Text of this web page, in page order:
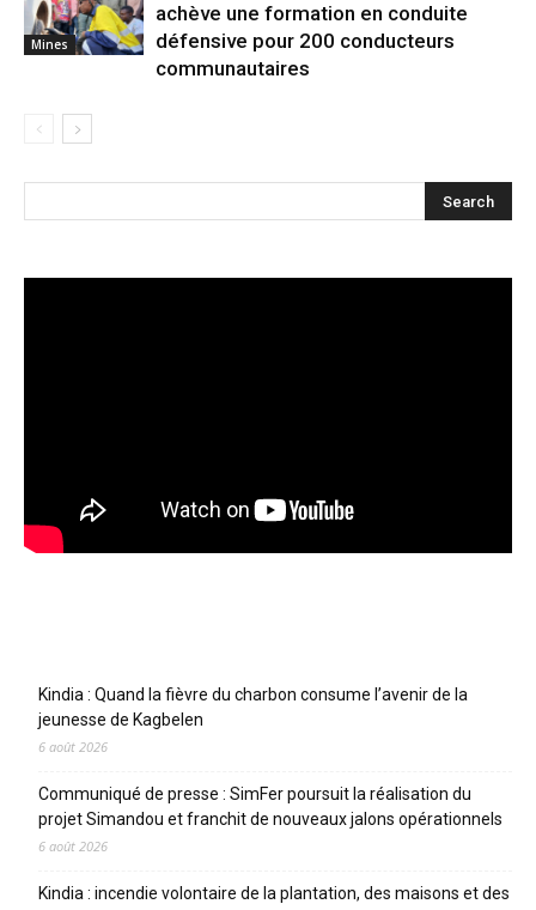
Mines
achève une formation en conduite
défensive pour 200 conducteurs
communautaires
Kindia : Quand la fièvre du charbon consume l’avenir de la
jeunesse de Kagbelen
6 août 2026
Communiqué de presse : SimFer poursuit la réalisation du
projet Simandou et franchit de nouveaux jalons opérationnels
6 août 2026
Kindia : incendie volontaire de la plantation, des maisons et des